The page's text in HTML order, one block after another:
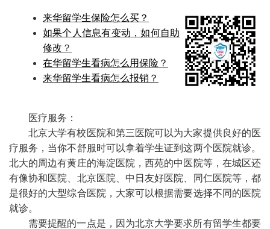
来华留学生保险怎么买？
如果个人信息有变动，如何自助
修改 ？
在华留学生看病怎么用保险？
来华留学生看病怎么报销？
医疗服务：
北京大学有校医院和第三医院可以为大家提供良好的医
疗服务，当你不舒服时可以拿着学生证到这两个医院就诊。
北大的周边有黄庄的海淀医院，西苑的中医院等，在城区还
有像协和医院、北京医院、中日友好医院、同仁医院等，都
是很好的大型综合医院，大家可以根据需要选择不同的医院
就诊。
需要提醒的一点是，因为北京大学要求所有留学生都要